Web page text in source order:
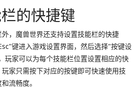
的快捷键
，魔兽世界还支持设置技能栏的快捷
键进入游戏设置界面，然后选择"按键设
玩家可以为每个技能栏位置设置相应的快
家只需按下对应的按键即可快速使用技
流畅度。